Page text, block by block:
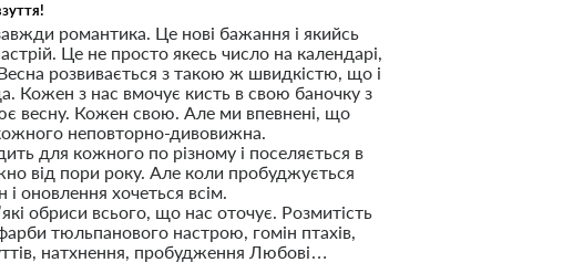
романтика. Це нові бажання і якийсь
Це не просто якесь число на календарі,
розвивається з такою ж швидкістю, що і
Кожен з нас вмочує кисть в свою баночку з
весну. Кожен свою. Але ми впевнені, що
неповторно-дивовижна.
для кожного по різному і поселяється в
від пори року. Але коли пробуджується
і оновлення хочеться всім.
обриси всього, що нас оточує. Розмитість
тюльпанового настрою, гомін птахів,
натхнення, пробудження Любові…